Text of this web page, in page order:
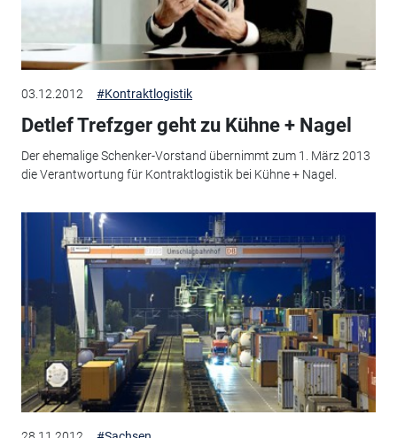
03.12.2012 #Kontraktlogistik
Detlef Trefzger geht zu Kühne + Nagel
Der ehemalige Schenker-Vorstand übernimmt zum 1. März 2013
die Verantwortung für Kontraktlogistik bei Kühne + Nagel.